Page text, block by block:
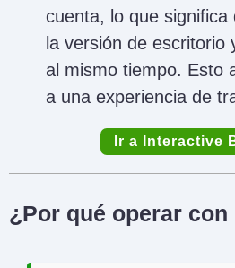
cuenta, lo que
la versión de escritorio
al mismo tiempo. Esto
a una experiencia de
Ir a Interactive
¿Por qué operar con